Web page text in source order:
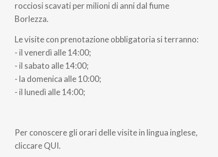
rocciosi scavati per milioni di anni dal fiume
Borlezza.
Le visite con prenotazione obbligatoria si terranno:
- il venerdì alle 14:00;
- il sabato alle 14:00;
- la domenica alle 10:00;
- il lunedì alle 14:00;
Per conoscere gli orari delle visite in lingua inglese,
cliccare QUI.